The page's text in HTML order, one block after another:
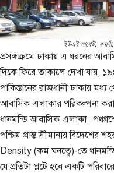
ইউএই মার্কেট,
প্রসঙ্গক্রমে ঢাকায় এ ধরনের
দিকে ফিরে তাকালে দেখা যায়,
পাকিস্তানের রাজধানী ঢাকায়
আবাসিক এলাকার পরিকল্পনা
ধানমন্ডি আবাসিক এলাকা।
পশ্চিম প্রান্ত সীমানায়
Density (কম ঘনত্বে)-তে
যে প্রতিটা প্লটে হবে একটি